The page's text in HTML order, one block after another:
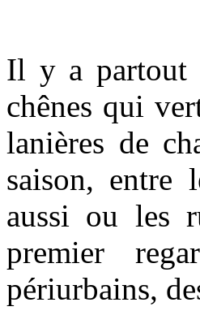
Il y a partout
chênes qui
lanières de
saison, entre
aussi ou les
premier
périurbains,